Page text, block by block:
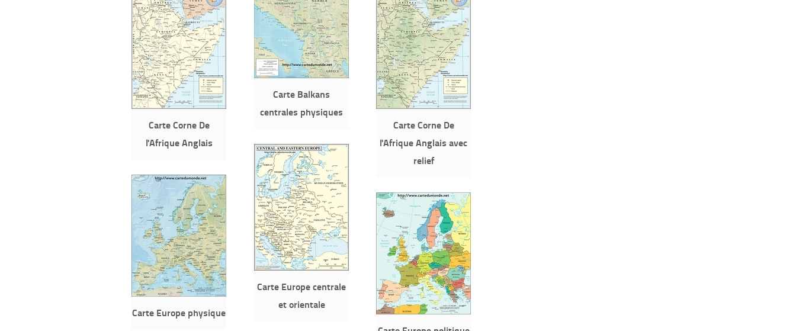
Carte Balkans
centrales physiques
Carte Corne De
l'Afrique Anglais
Carte Corne De
l'Afrique Anglais avec
relief
Carte Europe centrale
et orientale
Carte Europe physique